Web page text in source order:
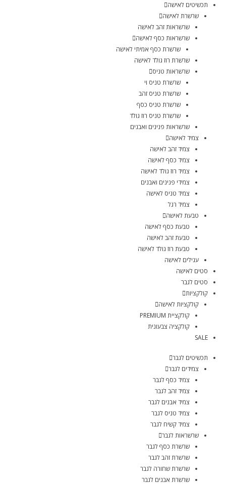
תכשיטים לאישה
שרשרת לאישה
שרשראות זהב לאישה
שרשראות כסף לאישה
שרשרת כסף אמיתי לאישה
שרשרת רוז גולד לאישה
שרשראות טניס
שרשרת טניס וי
שרשרת טניס זהב
שרשרת טניס כסף
שרשרת טניס רוז גולד
שרשראות פנינים ואבנים
צמיד לאישה
צמיד זהב לאישה
צמיד כסף לאישה
צמיד רוז גולד לאישה
צמידי פנינים ואבנים
צמיד טניס לאישה
צמיד רגל
טבעת לאישה
טבעת כסף לאישה
טבעת זהב לאישה
טבעת רוז גולד לאישה
עגילים לאישה
סטים לאישה
סטים לגבר
קולקציות
קולקציות לאישה
קולקציית PREMIUM
קולקציה צבעונית
SALE
תכשיטים לגבר
צמידים לגבר
צמיד כסף לגבר
צמיד זהב לגבר
צמיד אבנים לגבר
צמיד טניס לגבר
צמיד קשיח לגבר
שרשראות לגבר
שרשרת כסף לגבר
שרשרת זהב לגבר
שרשרת שחורה לגבר
שרשרת אבנים לגבר